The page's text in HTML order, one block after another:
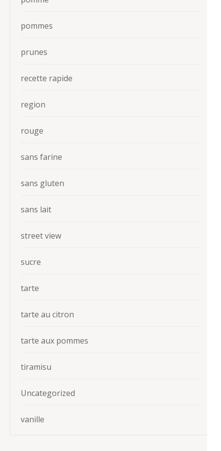
pommes
prunes
recette rapide
region
rouge
sans farine
sans gluten
sans lait
street view
sucre
tarte
tarte au citron
tarte aux pommes
tiramisu
Uncategorized
vanille